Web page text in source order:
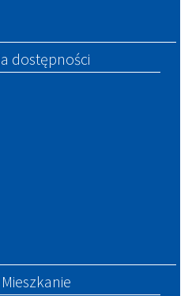
dostępności
Mieszkanie